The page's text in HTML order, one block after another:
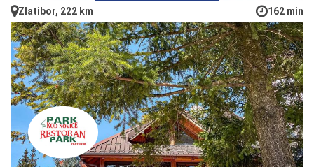
Zlatibor, 222 km 162 min